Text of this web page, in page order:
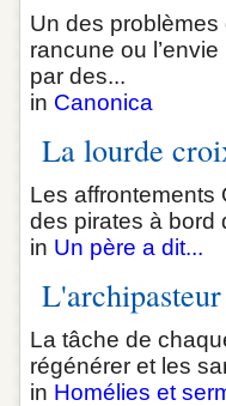
Un des problèmes
rancune ou
par des...
in Canonica
La lourde
Les affrontements
des pirates à bord
in Un père a dit...
L'archipasteur
La tâche de
régénérer et les
in Homélies et